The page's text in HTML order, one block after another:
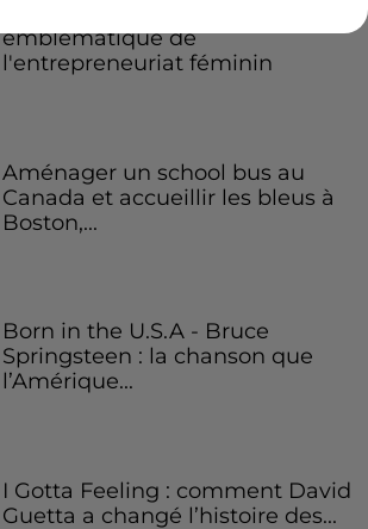
emblématique de
l'entrepreneuriat féminin
Aménager un school bus au
Canada et accueillir les bleus à
Boston,...
Born in the U.S.A - Bruce
Springsteen : la chanson que
l’Amérique...
I Gotta Feeling : comment David
Guetta a changé l’histoire des...